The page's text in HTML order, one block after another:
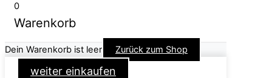
0
Warenkorb
Dein Warenkorb ist leer Zurück zum Shop
weiter einkaufen